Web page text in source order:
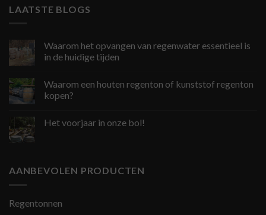
LAATSTE BLOGS
Waarom het opvangen van regenwater essentieel is
in de huidige tijden
Waarom een houten regenton of kunststof regenton
kopen?
Het voorjaar in onze bol!
AANBEVOLEN PRODUCTEN
Regentonnen